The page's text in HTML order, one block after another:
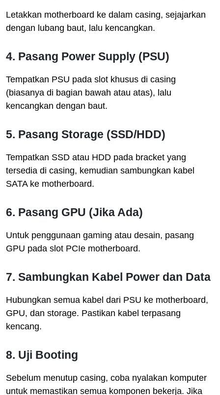
Letakkan motherboard ke dalam casing, sejajarkan
dengan lubang baut, lalu kencangkan.
4. Pasang Power Supply (PSU)
Tempatkan PSU pada slot khusus di casing
(biasanya di bagian bawah atau atas), lalu
kencangkan dengan baut.
5. Pasang Storage (SSD/HDD)
Tempatkan SSD atau HDD pada bracket yang
tersedia di casing, kemudian sambungkan kabel
SATA ke motherboard.
6. Pasang GPU (Jika Ada)
Untuk penggunaan gaming atau desain, pasang
GPU pada slot PCIe motherboard.
7. Sambungkan Kabel Power dan Data
Hubungkan semua kabel dari PSU ke motherboard,
GPU, dan storage. Pastikan kabel terpasang
kencang.
8. Uji Booting
Sebelum menutup casing, coba nyalakan komputer
untuk memastikan semua komponen bekerja. Jika